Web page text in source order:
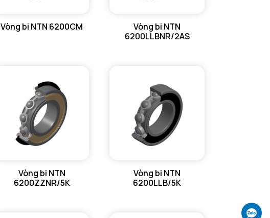
Vòng bi NTN 6200CM
Vòng bi NTN
6200LLBNR/2AS
Vòng bi NTN
6200ZZNR/5K
Vòng bi NTN
6200LLB/5K